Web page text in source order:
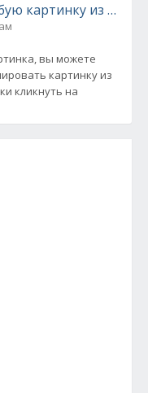
картинку из сети!
вы можете
картинку из
кликнуть на